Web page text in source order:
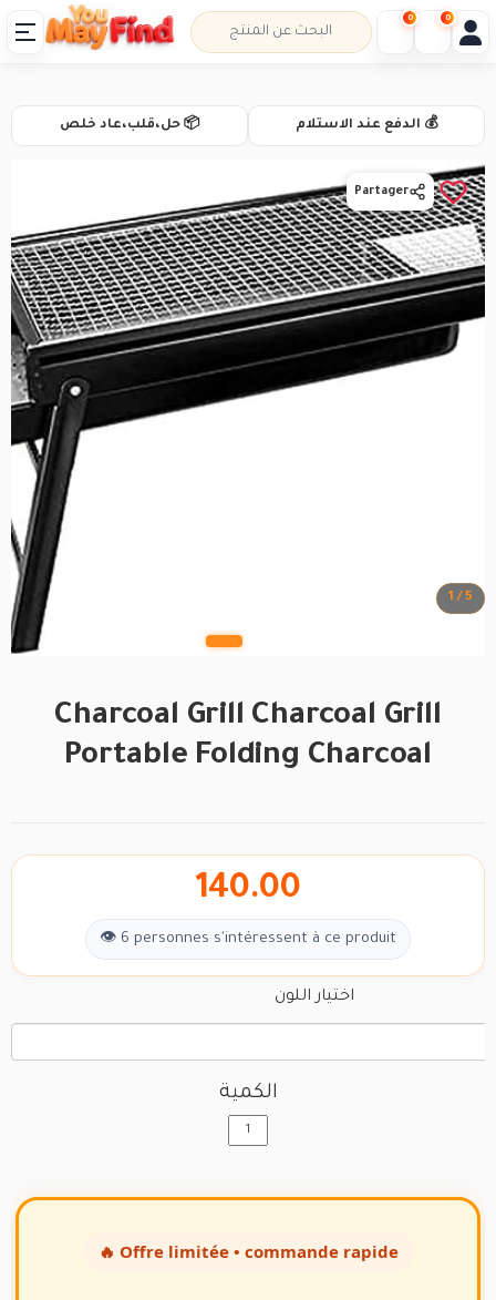
Charcoal Grill Charcoal Grill
Portable Folding Charcoal
📦 حل،قلب،عاد خلص 💰 الدفع عند الاستلام
1 / 5
Partager
140.00
👁 6 personnes s'intéressent à ce produit
اختيار اللون
الكمية
🔥 Offre limitée • commande rapide
0 0